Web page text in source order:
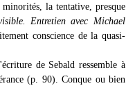
la tentative, presque
Entretien avec Michael
conscience de la quasi-
de Sebald ressemble à
(p. 90). Conque ou bien